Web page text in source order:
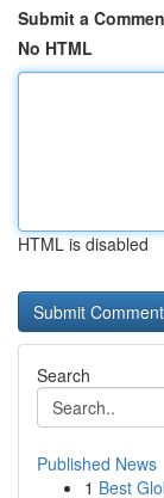
Submit a
No HTML
HTML is disabled
Search
Published News
1 Best